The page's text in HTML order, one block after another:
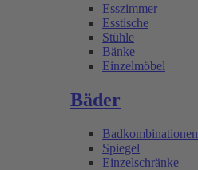
Esszimmer
Esstische
Stühle
Bänke
Einzelmöbel
Bäder
Badkombinationen
Spiegel
Einzelschränke